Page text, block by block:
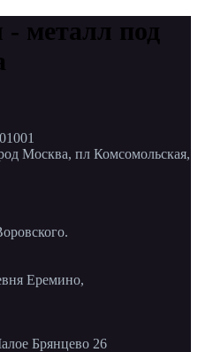
металл под
Москва, пл Комсомольская,
Еремино,
Брянцево 26